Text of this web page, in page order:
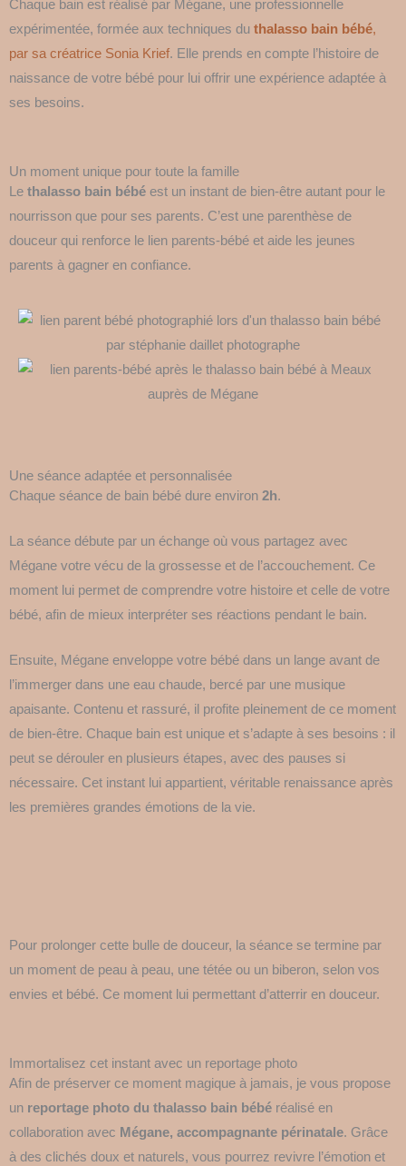
Chaque bain est réalisé par Mégane, une professionnelle
expérimentée, formée aux techniques du thalasso bain bébé,
par sa créatrice Sonia Krief. Elle prends en compte l’histoire de
naissance de votre bébé pour lui offrir une expérience adaptée à
ses besoins.
Un moment unique pour toute la famille
Le thalasso bain bébé est un instant de bien-être autant pour le
nourrisson que pour ses parents. C’est une parenthèse de
douceur qui renforce le lien parents-bébé et aide les jeunes
parents à gagner en confiance.
Une séance adaptée et personnalisée
Chaque séance de bain bébé dure environ 2h.
La séance débute par un échange où vous partagez avec
Mégane votre vécu de la grossesse et de l’accouchement. Ce
moment lui permet de comprendre votre histoire et celle de votre
bébé, afin de mieux interpréter ses réactions pendant le bain.
Ensuite, Mégane enveloppe votre bébé dans un lange avant de
l’immerger dans une eau chaude, bercé par une musique
apaisante. Contenu et rassuré, il profite pleinement de ce moment
de bien-être. Chaque bain est unique et s’adapte à ses besoins : il
peut se dérouler en plusieurs étapes, avec des pauses si
nécessaire. Cet instant lui appartient, véritable renaissance après
les premières grandes émotions de la vie.
Pour prolonger cette bulle de douceur, la séance se termine par
un moment de peau à peau, une tétée ou un biberon, selon vos
envies et bébé. Ce moment lui permettant d’atterrir en douceur.
Immortalisez cet instant avec un reportage photo
Afin de préserver ce moment magique à jamais, je vous propose
un reportage photo du thalasso bain bébé réalisé en
collaboration avec Mégane, accompagnante périnatale. Grâce
à des clichés doux et naturels, vous pourrez revivre l’émotion et